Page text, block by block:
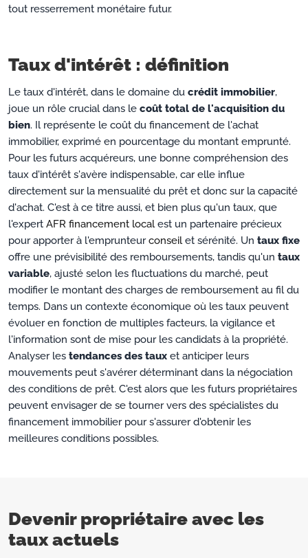
tout resserrement monétaire futur.
Taux d'intérêt : définition
Le taux d'intérêt, dans le domaine du crédit immobilier,
joue un rôle crucial dans le coût total de l'acquisition du
bien. Il représente le coût du financement de l'achat
immobilier, exprimé en pourcentage du montant emprunté.
Pour les futurs acquéreurs, une bonne compréhension des
taux d'intérêt s'avère indispensable, car elle influe
directement sur la mensualité du prêt et donc sur la capacité
d'achat. C'est à ce titre aussi, et bien plus qu'un taux, que
l'expert AFR financement localest un partenaire précieux
pour apporter à l'emprunteurconseilet sérénité. Un taux fixe
offre une prévisibilité des remboursements, tandis qu'un taux
variable, ajusté selon les fluctuations du marché, peut
modifier le montant des charges de remboursement au fil du
temps. Dans un contexte économique où les taux peuvent
évoluer en fonction de multiples facteurs, la vigilance et
l'information sont de mise pour les candidats à la propriété.
Analyser les tendances des taux et anticiper leurs
mouvements peut s'avérer déterminant dans la négociation
des conditions de prêt. C'est alors que les futurs propriétaires
peuvent envisager de se tourner vers des spécialistes du
financement immobilier pour s'assurer d'obtenir les
meilleures conditions possibles.
Devenir propriétaire avec les
taux actuels